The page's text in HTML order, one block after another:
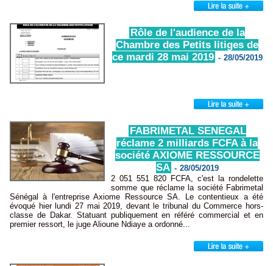
Rôle de l'audience de la
Chambre des Petits litiges de
ce mardi 28 mai 2019 - 28/05/2019
FABRIMETAL SENEGAL
réclame 2 milliards FCFA à la
société AXIOME RESSOURCE
SA - 28/05/2019
2 051 551 820 FCFA, c'est la rondelette
somme que réclame la société Fabrimetal
Sénégal à l'entreprise Axiome Ressource SA. Le contentieux a été
évoqué hier lundi 27 mai 2019, devant le tribunal du Commerce hors-
classe de Dakar. Statuant publiquement en référé commercial et en
premier ressort, le juge Alioune Ndiaye a ordonné...